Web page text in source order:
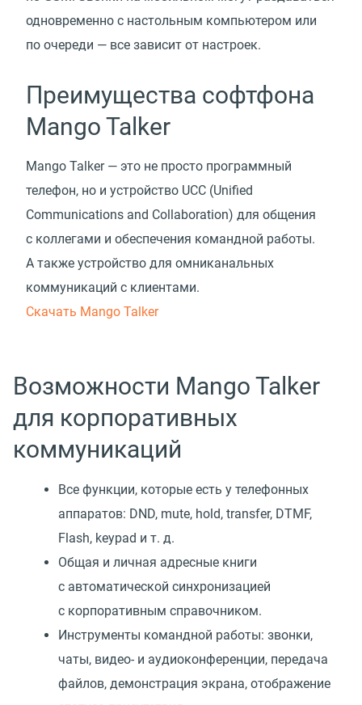
одновременно с настольным компьютером или
по очереди — все зависит от настроек.
Преимущества софтфона
Mango Talker
Mango Talker — это не просто программный
телефон, но и устройство UCC (Unified
Communications and Collaboration) для общения
с коллегами и обеспечения командной работы.
А также устройство для омниканальных
коммуникаций с клиентами.
Скачать Mango Talker
Возможности Mango Talker
для корпоративных
коммуникаций
Все функции, которые есть у телефонных
аппаратов: DND, mute, hold, transfer, DTMF,
Flash, keypad и т. д.
Общая и личная адресные книги
с автоматической синхронизацией
с корпоративным справочником.
Инструменты командной работы: звонки,
чаты, видео- и аудиоконференции, передача
файлов, демонстрация экрана, отображение